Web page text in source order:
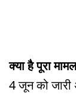
क्या है पूरा
4 जून को